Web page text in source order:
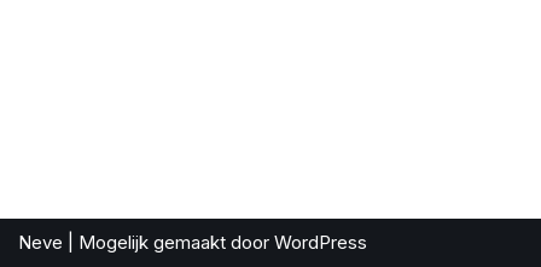
Neve | Mogelijk gemaakt door WordPress